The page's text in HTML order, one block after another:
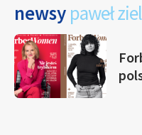
newsy paweł